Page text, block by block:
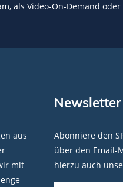
als Video-On-Demand
aus
mit
Newsletter
Abonniere den
über den Email-
hierzu auch